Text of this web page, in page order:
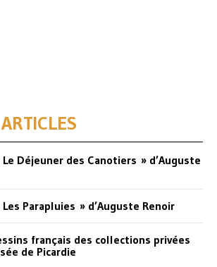
Déjeuner des Canotiers » d’Auguste
Parapluies » d’Auguste Renoir
français des collections privées
de Picardie